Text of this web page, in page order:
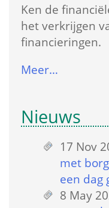
Ken de
het verkrijgen
financieringen.
Meer…
Nieuws
17 Nov
met
een dag
8 May